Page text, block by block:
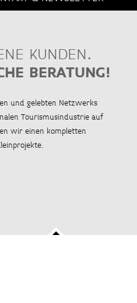
KUNDEN.
BERATUNG!
und gelebten Netzwerks
Tourismusindustrie auf
wir einen kompletten